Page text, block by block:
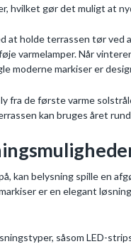
hvilket gør det muligt at
at holde terrassen tør ved
varmelamper. Når
moderne markiser er
fra de første varme
kan bruges året
kan belysning spille en
er en elegant
såsom LED-